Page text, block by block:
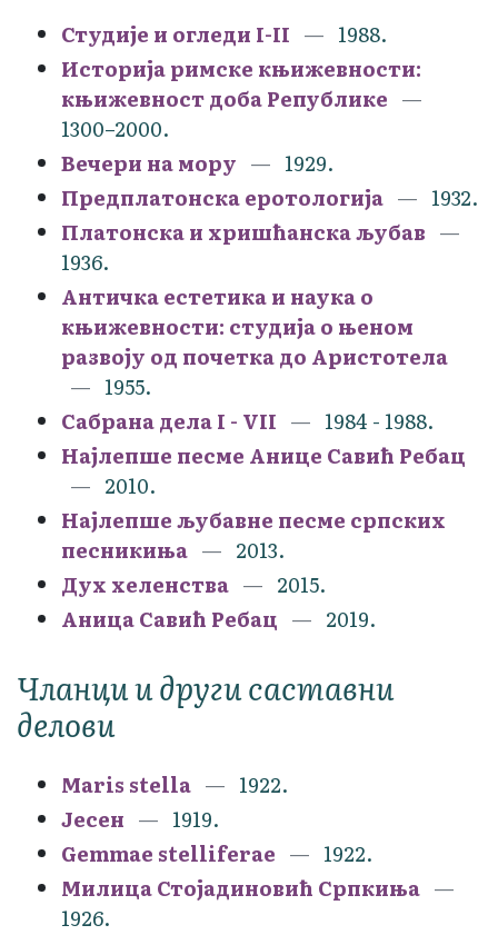
Студије и огледи I-II
1988.
Историја римске књижевности:
књижевност доба Републике
1300–2000.
Вечери на мору
1929.
Предплатонска еротологија
1932.
Платонска и хришћанска љубав
1936.
Античка естетика и наука о
књижевности: студија о њеном
развоју од почетка до Аристотела
1955.
Сабрана дела I - VII
1984 - 1988.
Најлепше песме Анице Савић Ребац
2010.
Најлепше љубавне песме српских
песникиња
2013.
Дух хеленства
2015.
Аница Савић Ребац
2019.
Чланци и други саставни
делови
Maris stella
1922.
Јесен
1919.
Gemmae stelliferae
1922.
Милица Стојадиновић Српкиња
1926.